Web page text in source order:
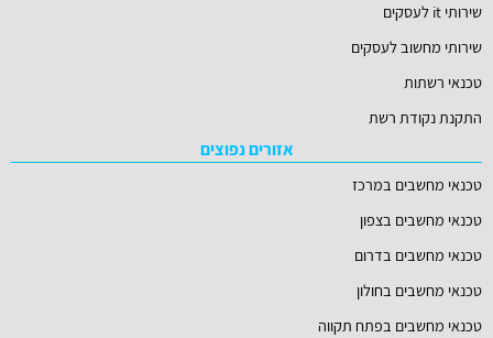
שירותי it לעסקים
שירותי מחשוב לעסקים
טכנאי רשתות
התקנת נקודת רשת
אזורים נפוצים
טכנאי מחשבים במרכז
טכנאי מחשבים בצפון
טכנאי מחשבים בדרום
טכנאי מחשבים בחולון
טכנאי מחשבים בפתח תקווה